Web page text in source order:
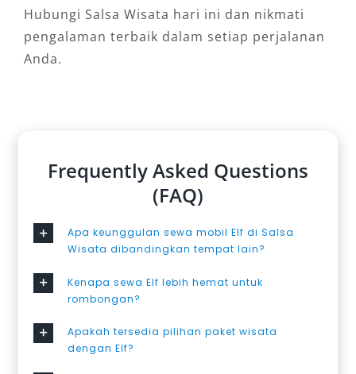
Hubungi Salsa Wisata hari ini dan nikmati
pengalaman terbaik dalam setiap perjalanan
Anda.
Frequently Asked Questions
(FAQ)
Apa keunggulan sewa mobil Elf di Salsa
Wisata dibandingkan tempat lain?
Kenapa sewa Elf lebih hemat untuk
rombongan?
Apakah tersedia pilihan paket wisata
dengan Elf?